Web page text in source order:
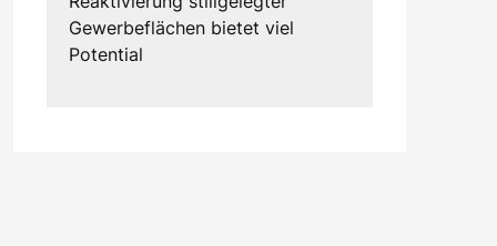
Gewerbeflächen bietet viel
Potential